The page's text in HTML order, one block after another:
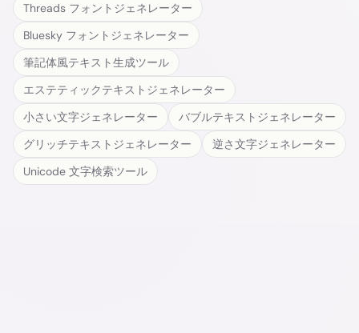
Threads フォントジェネレーター
Bluesky フォントジェネレーター
筆記体風テキスト生成ツール
エステティックテキストジェネレーター
小さい文字ジェネレーター
バブルテキストジェネレーター
グリッチテキストジェネレーター
逆さ文字ジェネレーター
Unicode 文字検索ツール